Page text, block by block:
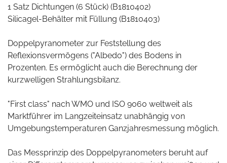
1 Satz Dichtungen (6 Stück) (B1810402)
Silicagel-Behälter mit Füllung (B1810403)
Doppelpyranometer zur Feststellung des
Reflexionsvermögens ("Albedo") des Bodens in
Prozenten. Es ermöglicht auch die Berechnung der
kurzwelligen Strahlungsbilanz.
"First class" nach WMO und ISO 9060 weltweit als
Marktführer im Langzeiteinsatz unabhängig von
Umgebungstemperaturen Ganzjahresmessung möglich.
Das Messprinzip des Doppelpyranometers beruht auf